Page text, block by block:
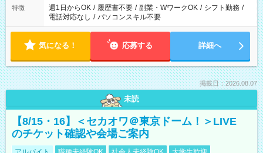
特徴 週1日からOK / 履歴書不要 / 副業・WワークOK / シフト勤務 /
電話対応なし / パソコンスキル不要
気になる！ 応募する 詳細へ
掲載日：2026.08.07
未読
【8/15・16】＜セカオワ＠東京ドーム！＞LIVE
のチケット確認や会場ご案内